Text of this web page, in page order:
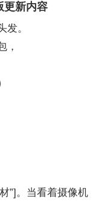
更新内容
。
，
”]。当看着摄像机